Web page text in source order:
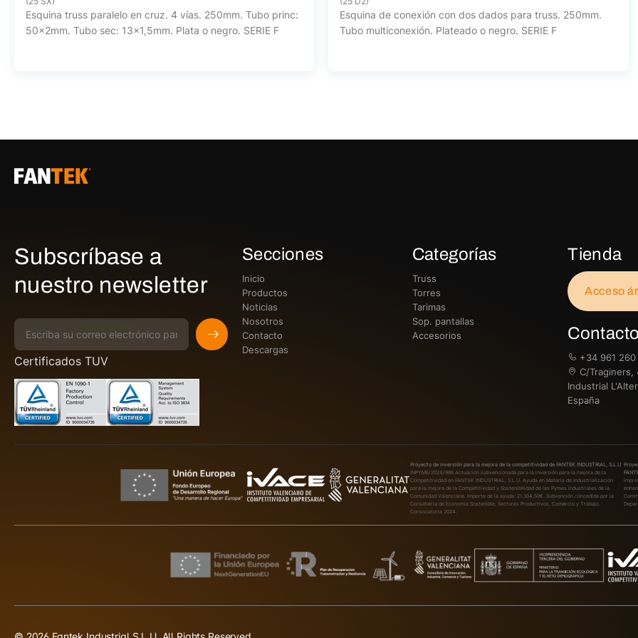
Esquina truss paralelo en cruz. 4 vías. 250mm. Tubo princ:
50x2mm. Tubo sec: 13x1,5mm. Plata o negro. SERIE F
Esquina de conexión con dos dados para truss. 250mm.
Tubo multiconexión. Plateado o negro. SERIE F
Subscríbase a
nuestro newsletter
Certificados TUV
Secciones
Inicio
Productos
Noticias
Nosotros
Contacto
Descargas
Categorías
Truss
Torres
Tarimas
Sop. pantallas
Accesorios
Tienda
Acceso
Contacto
+34 961 260
C/Traginers,
Industrial
España
Proyecto de inversión para la mejora de la competitividad de FANTEK INDUSTRIAL, S.L.U
INPYME/2024/986 Actuación subvencionada para la inversión para la mejora de la
Competitividad en FANTEK INDUSTRIAL, S.L.U. Ayuda en Materia de Industrialización
para la mejora de la Competitividad y Sostenibilidad de las Pymes Industriales de la
Comunidad Valenciana. Importe de la ayuda: 21.304,50€. Subvención concedida por la
Conselleria de Economía Sostenible, Sectores Productivos, Comercio y Trabajo.
Convocatoria 2024.